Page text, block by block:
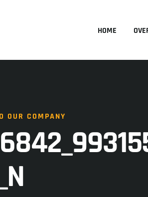
HOME
OUR COMPANY